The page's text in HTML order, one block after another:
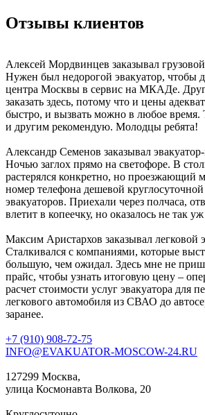
Отзывы клиентов
Алексей Мордвинцев заказывал
Нужен был недорогой эвакуатор, чтобы
центра Москвы в сервис на МКАДе. Друг
заказать здесь, потому что и цены
быстро, и вызвать можно в любое время.
и другим рекомендую. Молодцы ребята!
Александр Семенов заказывал
Ночью заглох прямо на светофоре. В
растерялся конкретно, но проезжающий
номер телефона дешевой
эвакуаторов. Приехали через полчаса,
влетит в копеечку, но оказалось не так
Максим Аристархов заказывал легковой
Сталкивался с компаниями, которые
большую, чем ожидал. Здесь мне не
прайс, чтобы узнать итоговую цену –
расчет стоимости услуг эвакуатора для
легкового автомобиля из СВАО до
заранее.
+7 (910) 908-72-75
INFO@EVAKUATOR-MOSCOW-24.RU
127299 Москва,
улица Космонавта Волкова, 20